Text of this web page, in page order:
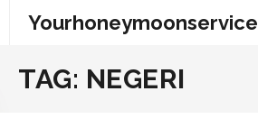
Yourhoneymoonservice
TAG: NEGERI